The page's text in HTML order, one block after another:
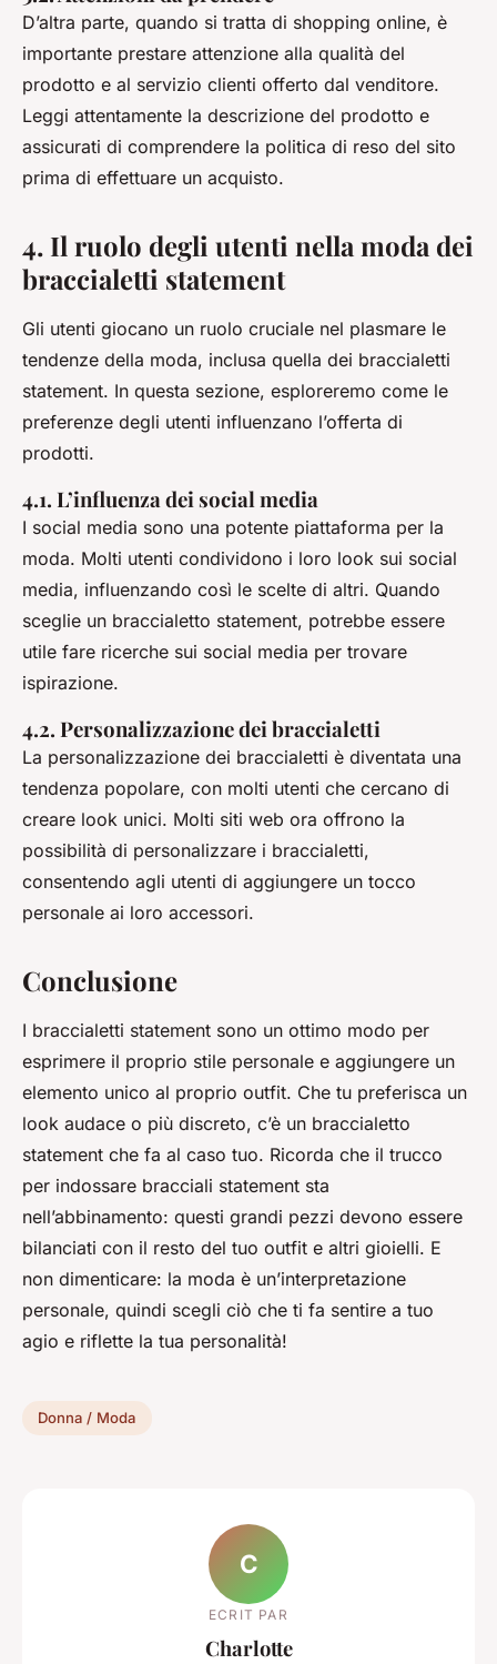
D’altra parte, quando si tratta di shopping online, è
importante prestare attenzione alla qualità del
prodotto e al servizio clienti offerto dal venditore.
Leggi attentamente la descrizione del prodotto e
assicurati di comprendere la politica di reso del sito
prima di effettuare un acquisto.
4. Il ruolo degli utenti nella moda dei
braccialetti statement
Gli utenti giocano un ruolo cruciale nel plasmare le
tendenze della moda, inclusa quella dei braccialetti
statement. In questa sezione, esploreremo come le
preferenze degli utenti influenzano l’offerta di
prodotti.
4.1. L’influenza dei social media
I social media sono una potente piattaforma per la
moda. Molti utenti condividono i loro look sui social
media, influenzando così le scelte di altri. Quando
sceglie un braccialetto statement, potrebbe essere
utile fare ricerche sui social media per trovare
ispirazione.
4.2. Personalizzazione dei braccialetti
La personalizzazione dei braccialetti è diventata una
tendenza popolare, con molti utenti che cercano di
creare look unici. Molti siti web ora offrono la
possibilità di personalizzare i braccialetti,
consentendo agli utenti di aggiungere un tocco
personale ai loro accessori.
Conclusione
I braccialetti statement sono un ottimo modo per
esprimere il proprio stile personale e aggiungere un
elemento unico al proprio outfit. Che tu preferisca un
look audace o più discreto, c’è un braccialetto
statement che fa al caso tuo. Ricorda che il trucco
per indossare bracciali statement sta
nell’abbinamento: questi grandi pezzi devono essere
bilanciati con il resto del tuo outfit e altri gioielli. E
non dimenticare: la moda è un’interpretazione
personale, quindi scegli ciò che ti fa sentire a tuo
agio e riflette la tua personalità!
Donna / Moda
C
ECRIT PAR
Charlotte